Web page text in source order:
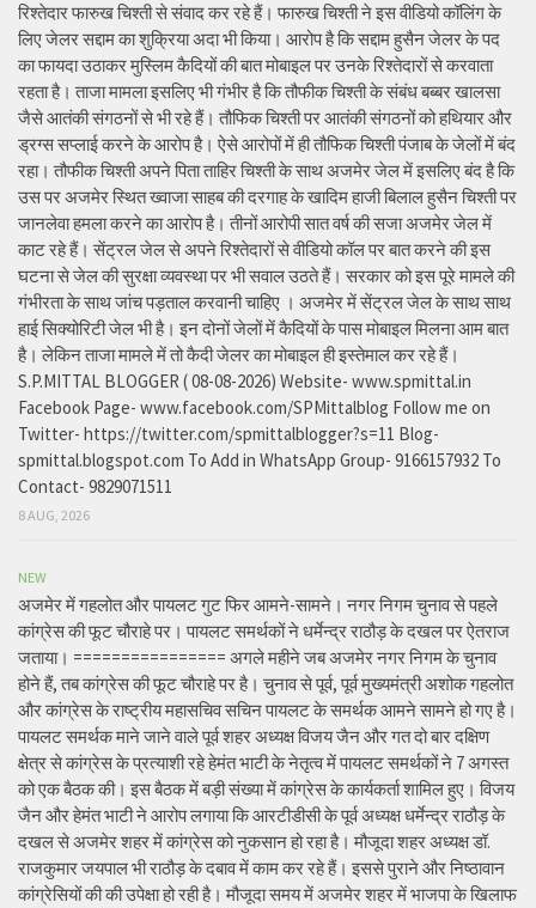
रिश्तेदार फारुख चिश्ती से संवाद कर रहे हैं। फारुख चिश्ती ने इस वीडियो कॉलिंग के
लिए जेलर सद्दाम का शुक्रिया अदा भी किया। आरोप है कि सद्दाम हुसैन जेलर के पद
का फायदा उठाकर मुस्लिम कैदियों की बात मोबाइल पर उनके रिश्तेदारों से करवाता
रहता है। ताजा मामला इसलिए भी गंभीर है कि तौफीक चिश्ती के संबंध बब्बर खालसा
जैसे आतंकी संगठनों से भी रहे हैं। तौफिक चिश्ती पर आतंकी संगठनों को हथियार और
ड्रग्स सप्लाई करने के आरोप है। ऐसे आरोपों में ही तौफिक चिश्ती पंजाब के जेलों में बंद
रहा। तौफीक चिश्ती अपने पिता ताहिर चिश्ती के साथ अजमेर जेल में इसलिए बंद है कि
उस पर अजमेर स्थित ख्वाजा साहब की दरगाह के खादिम हाजी बिलाल हुसैन चिश्ती पर
जानलेवा हमला करने का आरोप है। तीनों आरोपी सात वर्ष की सजा अजमेर जेल में
काट रहे हैं। सेंट्रल जेल से अपने रिश्तेदारों से वीडियो कॉल पर बात करने की इस
घटना से जेल की सुरक्षा व्यवस्था पर भी सवाल उठते हैं। सरकार को इस पूरे मामले की
गंभीरता के साथ जांच पड़ताल करवानी चाहिए । अजमेर में सेंट्रल जेल के साथ साथ
हाई सिक्योरिटी जेल भी है। इन दोनों जेलों में कैदियों के पास मोबाइल मिलना आम बात
है। लेकिन ताजा मामले में तो कैदी जेलर का मोबाइल ही इस्तेमाल कर रहे हैं।
S.P.MITTAL BLOGGER ( 08-08-2026) Website- www.spmittal.in
Facebook Page- www.facebook.com/SPMittalblog Follow me on
Twitter- https://twitter.com/spmittalblogger?s=11 Blog-
spmittal.blogspot.com To Add in WhatsApp Group- 9166157932 To
Contact- 9829071511
8 AUG, 2026
NEW
अजमेर में गहलोत और पायलट गुट फिर आमने-सामने। नगर निगम चुनाव से पहले
कांग्रेस की फूट चौराहे पर। पायलट समर्थकों ने धर्मेन्द्र राठौड़ के दखल पर ऐतराज
जताया। ================ अगले महीने जब अजमेर नगर निगम के चुनाव
होने हैं, तब कांग्रेस की फूट चौराहे पर है। चुनाव से पूर्व, पूर्व मुख्यमंत्री अशोक गहलोत
और कांग्रेस के राष्ट्रीय महासचिव सचिन पायलट के समर्थक आमने सामने हो गए है।
पायलट समर्थक माने जाने वाले पूर्व शहर अध्यक्ष विजय जैन और गत दो बार दक्षिण
क्षेत्र से कांग्रेस के प्रत्याशी रहे हेमंत भाटी के नेतृत्व में पायलट समर्थकों ने 7 अगस्त
को एक बैठक की। इस बैठक में बड़ी संख्या में कांग्रेस के कार्यकर्ता शामिल हुए। विजय
जैन और हेमंत भाटी ने आरोप लगाया कि आरटीडीसी के पूर्व अध्यक्ष धर्मेन्द्र राठौड़ के
दखल से अजमेर शहर में कांग्रेस को नुकसान हो रहा है। मौजूदा शहर अध्यक्ष डॉ.
राजकुमार जयपाल भी राठौड़ के दबाव में काम कर रहे हैं। इससे पुराने और निष्ठावान
कांग्रेसियों की की उपेक्षा हो रही है। मौजूदा समय में अजमेर शहर में भाजपा के खिलाफ